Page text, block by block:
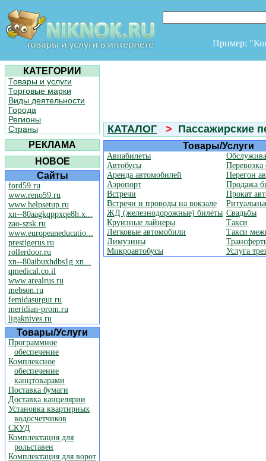
Пример:
КАТЕГОРИИ
Товары и услуги
Торговые марки
Виды деятельности
Города
Регионы
Страны
РЕКЛАМА
НОВОЕ
Сайты
ford59.ru
www.reno59.ru
www.helpsetup.ru
xn--80aagkqppxqe8h.x...
zao-szsk.ru
www.europeaneducatio...
prestigerus.ru
rollerdoor.ru
xn--80aibuxhdbs1g.xn...
qmedical.co.il
www.arealrus.ru
mebson.ru
femidasurgut.ru
meridian-prom.ru
ligaknives.ru
Товары/Услуги
Программное
обеспечение
Комплексное
обеспечение
канцтоварами
Поставка бумаги
Доставка канцелярии
Установка квартирных
водосчетчиков
СКУД
Комплектация для
рольставен
Комплектация для ворот
КАТАЛОГ > Пассажирские
Товары/Услуги
Авиабилеты
Автобусы
Аренда автомобилей
Аэропорт
Встречи
Встречи и проводы на вокзале
ЖД (железнодорожные) билеты
Круизные лайнеры
Легковые автомобили
Лимузины
Микроавтобусы
Перегон
Продажа
Прокат
Свадьбы
Такси
Такси
Услуга